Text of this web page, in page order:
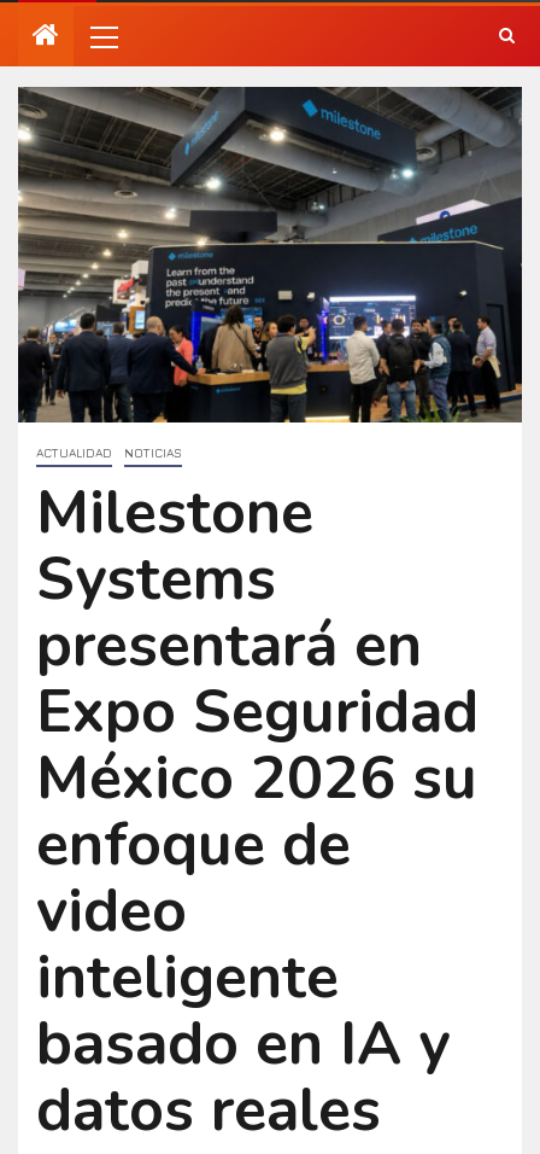
ACTUALIDAD NOTICIAS
Milestone
Systems
presentará en
Expo Seguridad
México 2026 su
enfoque de
video
inteligente
basado en IA y
datos reales